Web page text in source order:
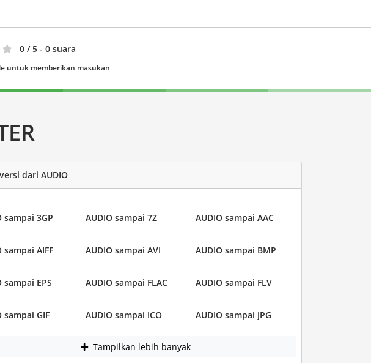
0 / 5 - 0 suara
untuk memberikan masukan
dari AUDIO
sampai 3GP AUDIO sampai 7Z AUDIO sampai AAC
sampai AIFF AUDIO sampai AVI AUDIO sampai BMP
sampai EPS AUDIO sampai FLAC AUDIO sampai FLV
sampai GIF AUDIO sampai ICO AUDIO sampai JPG
Tampilkan lebih banyak